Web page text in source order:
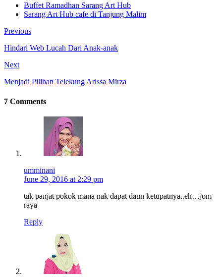
Buffet Ramadhan Sarang Art Hub
Sarang Art Hub cafe di Tanjung Malim
Previous
Hindari Web Lucah Dari Anak-anak
Next
Menjadi Pilihan Telekung Arissa Mirza
7 Comments
umminani
June 29, 2016 at 2:29 pm
tak panjat pokok mana nak dapat daun ketupatnya..eh…jom
raya
Reply